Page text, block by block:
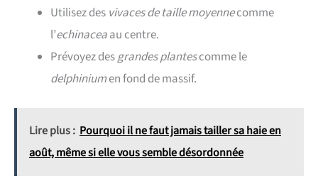
Utilisez des vivaces de taille moyennecomme
l’echinaceaau centre.
Prévoyez desgrandes plantescomme le
delphiniumen fond de massif.
Lire plus : Pourquoi il ne faut jamais tailler sa haie en
août, même si elle vous semble désordonnée